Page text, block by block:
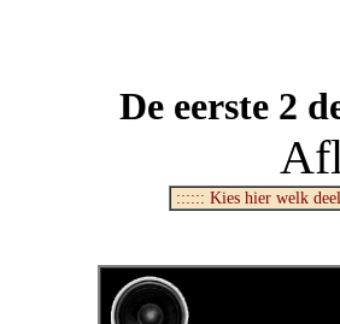
De eerste 2